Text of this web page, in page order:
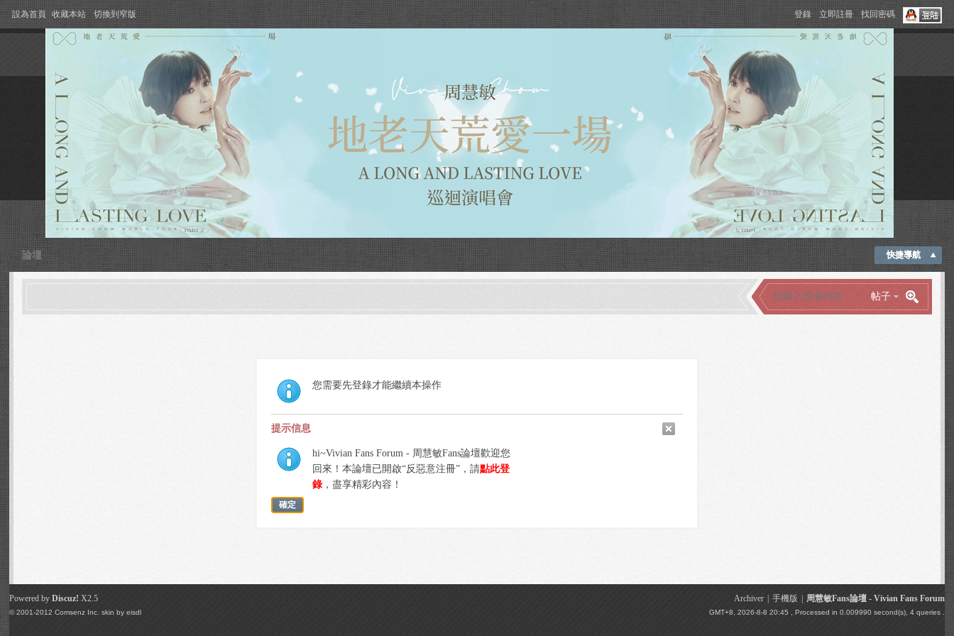
設為首頁 收藏本站 切換到窄版 登錄 立即註冊 找回密碼
快捷導航
論壇
帖子
您需要先登錄才能繼續本操作
提示信息
hi~Vivian Fans Forum - 周慧敏Fans論壇歡迎您
回來！本論壇已開啟“反惡意注冊”，請點此登
錄，盡享精彩內容！
確定
Archiver 手機版 周慧敏Fans論壇 - Vivian Fans Forum
GMT+8, 2026-8-8 20:45 , Processed in 0.009990 second(s), 4 queries .
Powered byDiscuz! X2.5
© 2001-2012Comsenz Inc. skin byeisdl